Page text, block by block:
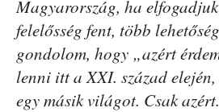
Magyarország, ha
felelősség fent, több
gondolom, hogy „azért
lenni itt a XXI. század
egy másik világot. Csak azért.